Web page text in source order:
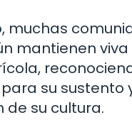
muchas
mantienen viva
su sustento
de su cultura.